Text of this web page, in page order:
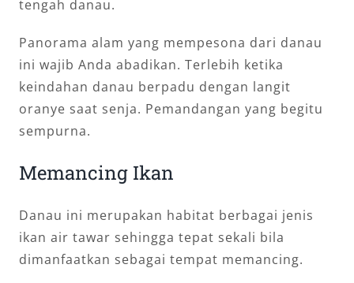
tengah danau.
Panorama alam yang mempesona dari danau
ini wajib Anda abadikan. Terlebih ketika
keindahan danau berpadu dengan langit
oranye saat senja. Pemandangan yang begitu
sempurna.
Memancing Ikan
Danau ini merupakan habitat berbagai jenis
ikan air tawar sehingga tepat sekali bila
dimanfaatkan sebagai tempat memancing.